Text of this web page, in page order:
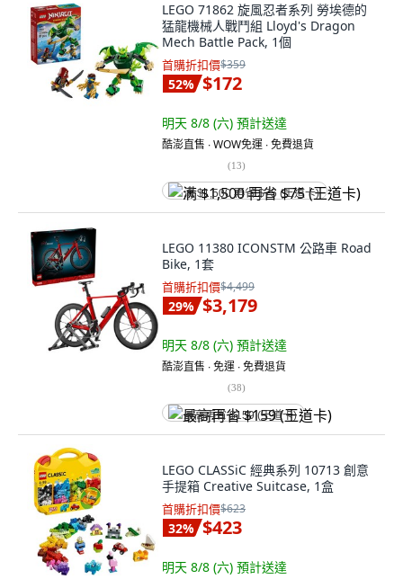
LEGO 71862 旋風忍者系列 勞埃德的
猛龍機械人戰鬥組 Lloyd's Dragon
Mech Battle Pack, 1個
首購折扣價$359
52% $172
明天 8/8 (六) 預計送達
酷澎直售 ∙ WOW免運 ∙ 免費退貨
(13)
满 $1,500 再省 $75 (王道卡)
LEGO 11380 ICONSTM 公路車 Road
Bike, 1套
首購折扣價$4,499
29% $3,179
明天 8/8 (六) 預計送達
酷澎直售 ∙ 免運 ∙ 免費退貨
(38)
最高再省 $159 (王道卡)
LEGO CLASSiC 經典系列 10713 創意
手提箱 Creative Suitcase, 1盒
首購折扣價$623
32% $423
明天 8/8 (六) 預計送達